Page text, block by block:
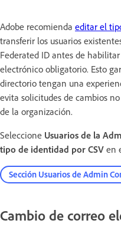
Adobe recomienda editar el
transferir los usuarios
Federated ID antes de
electrónico obligatorio. Esto
directorio tengan una
evita solicitudes de cambios
de la organización.
Seleccione Usuarios de la
tipo de identidad por CSV en
Sección Usuarios de Admin
Cambio de correo